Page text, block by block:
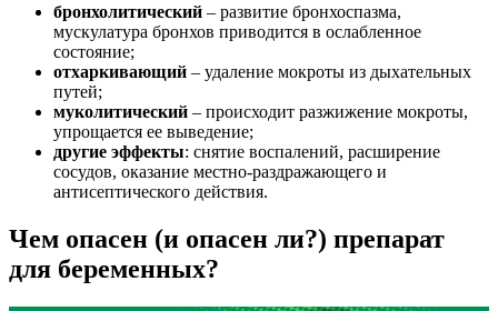
бронхолитический – развитие бронхоспазма,
мускулатура бронхов приводится в ослабленное
состояние;
отхаркивающий – удаление мокроты из дыхательных
путей;
муколитический – происходит разжижение мокроты,
упрощается ее выведение;
другие эффекты: снятие воспалений, расширение
сосудов, оказание местно-раздражающего и
антисептического действия.
Чем опасен (и опасен ли?) препарат
для беременных?